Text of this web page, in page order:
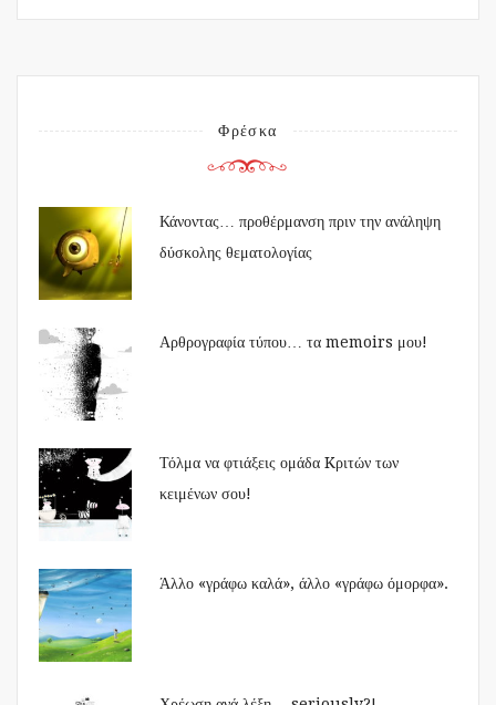
Φρέσκα
Κάνοντας… προθέρμανση πριν την ανάληψη
δύσκολης θεματολογίας
Αρθρογραφία τύπου… τα memoirs μου!
Τόλμα να φτιάξεις ομάδα Kριτών των
κειμένων σου!
Άλλο «γράφω καλά», άλλο «γράφω όμορφα».